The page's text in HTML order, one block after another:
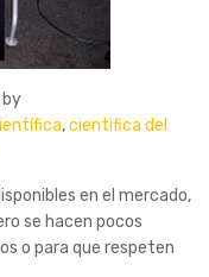
by
,cientifica del
en el mercado,
se hacen pocos
o para que respeten